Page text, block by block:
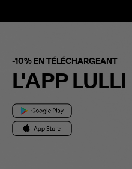
-10% EN TÉLÉCHARGEANT
L'APP LULLI